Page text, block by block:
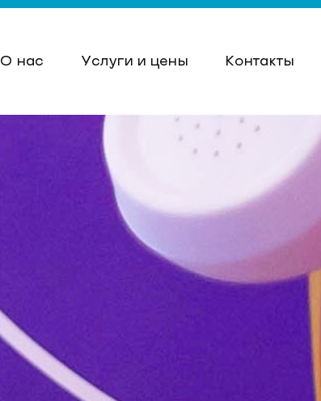
О нас Услуги и цены Контакты